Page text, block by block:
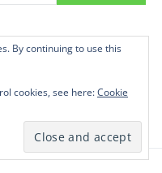
By continuing to use this
cookies, see here:Cookie
By continuing to use this
cookies, see here:Cookie
By continuing to use this
cookies, see here:Cookie